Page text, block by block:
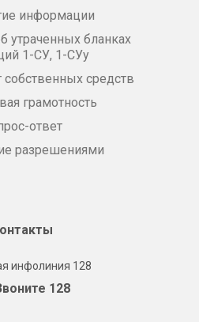
информации
утраченных бланках
1-СУ, 1-СУу
собственных средств
грамотность
ответ
разрешениями
инфолиния 128
128